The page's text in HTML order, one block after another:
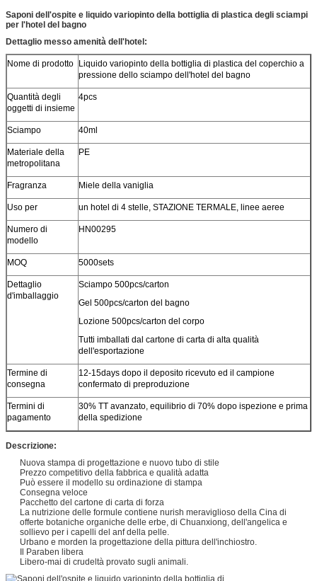
Saponi dell'ospite e liquido variopinto della bottiglia di plastica degli sciampi
per l'hotel del bagno
Dettaglio messo amenità dell'hotel:
Nome di prodotto
Liquido variopinto della bottiglia di plastica del coperchio a
pressione dello sciampo dell'hotel del bagno
Quantità degli
oggetti di insieme
4pcs
Sciampo 40ml
Materiale della
metropolitana
PE
Fragranza Miele della vaniglia
Uso per un hotel di 4 stelle, STAZIONE TERMALE, linee aeree
Numero di
modello
HN00295
MOQ 5000sets
Dettaglio
d'imballaggio
Sciampo 500pcs/carton
Gel 500pcs/carton del bagno
Lozione 500pcs/carton del corpo
Tutti imballati dal cartone di carta di alta qualità
dell'esportazione
Termine di
consegna
12-15days dopo il deposito ricevuto ed il campione
confermato di preproduzione
Termini di
pagamento
30% TT avanzato, equilibrio di 70% dopo ispezione e prima
della spedizione
Descrizione:
Nuova stampa di progettazione e nuovo tubo di stile
Prezzo competitivo della fabbrica e qualità adatta
Può essere il modello su ordinazione di stampa
Consegna veloce
Pacchetto del cartone di carta di forza
La nutrizione delle formule contiene nurish meraviglioso della Cina di
offerte botaniche organiche delle erbe, di Chuanxiong, dell'angelica e
sollievo per i capelli del anf della pelle.
Urbano e morden la progettazione della pittura dell'inchiostro.
Il Paraben libera
Libero-mai di crudeltà provato sugli animali.